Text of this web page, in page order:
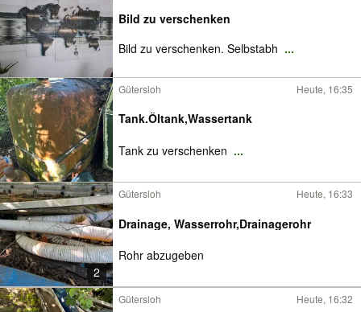
Bild zu verschenken
Bild zu verschenken. Selbstabh ...
Gütersloh Heute, 16:35
Tank.Öltank,Wassertank
Tank zu verschenken ...
2
Gütersloh Heute, 16:33
Drainage, Wasserrohr,Drainagerohr
Rohr abzugeben
Gütersloh Heute, 16:32